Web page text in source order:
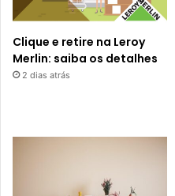
Clique e retire na Leroy
Merlin: saiba os detalhes
2 dias atrás